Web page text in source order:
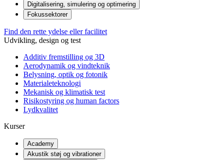
Digitalisering, simulering og optimering
Fokussektorer
Find den rette ydelse eller facilitet
Udvikling, design og test
Additiv fremstilling og 3D
Aerodynamik og vindteknik
Belysning, optik og fotonik
Materialeteknologi
Mekanisk og klimatisk test
Risikostyring og human factors
Lydkvalitet
Kurser
Academy
Akustik støj og vibrationer